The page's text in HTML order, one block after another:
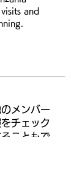
and
メンバー
チェック
こともで